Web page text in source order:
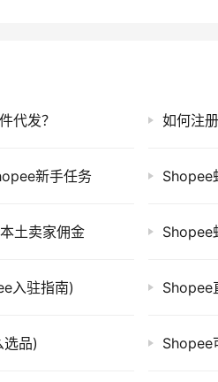
代发？ 如何注
新手任务 Shopee
土卖家佣金 Shopee
入驻指南) Shopee
品) Shopee